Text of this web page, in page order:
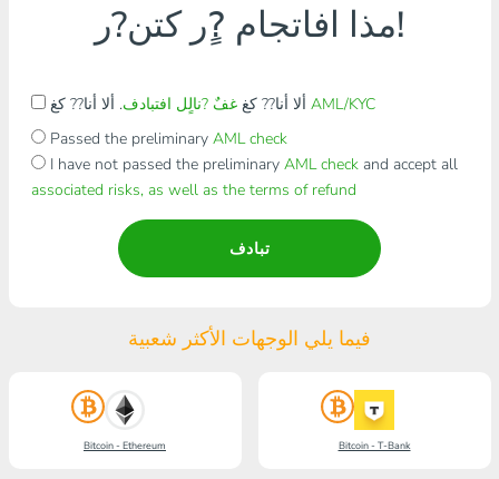
مذا افاتجام ?ٍر كتن?ر!
ألا أنا?? كغغفٌ ?نالٍل افتبادف
AML/KYC
Passed the preliminary AML check
I have not passed the preliminary AML checkand accept all
associated risks, as well as the terms of refund
تبادف
فيما يلي الوجهات الأكثر شعبية
Bitcoin - Ethereum Bitcoin - T-Bank